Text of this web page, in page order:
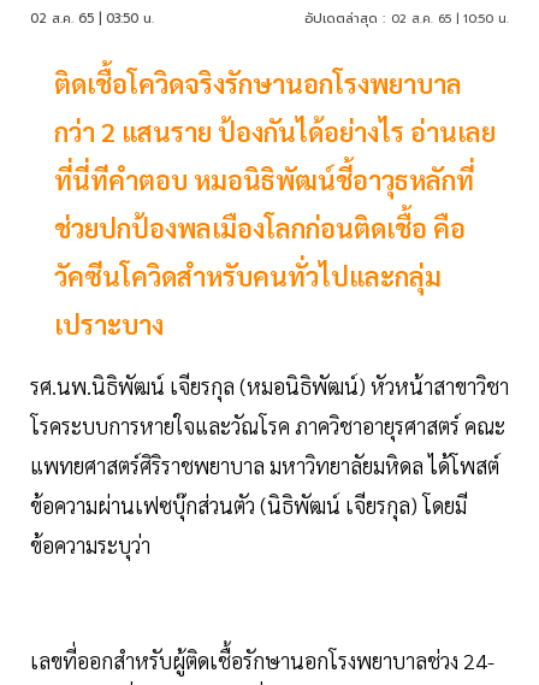
02 ส.ค. 65 | 03:50 น. อัปเดตล่าสุด : 02 ส.ค. 65 | 10:50 น.
ติดเชื้อโควิดจริงรักษานอกโรงพยาบาล
กว่า 2 แสนราย ป้องกันได้อย่างไร อ่านเลย
ที่นี่ทีคำตอบ หมอนิธิพัฒน์ชี้อาวุธหลักที่
ช่วยปกป้องพลเมืองโลกก่อนติดเชื้อ คือ
วัคซีนโควิดสำหรับคนทั่วไปและกลุ่ม
เปราะบาง
รศ.นพ.นิธิพัฒน์ เจียรกุล (หมอนิธิพัฒน์) หัวหน้าสาขาวิชา
โรคระบบการหายใจและวัณโรค ภาควิชาอายุรศาสตร์ คณะ
แพทยศาสตร์ศิริราชพยาบาล มหาวิทยาลัยมหิดล ได้โพสต์
ข้อความผ่านเฟซบุ๊กส่วนตัว (นิธิพัฒน์ เจียรกุล) โดยมี
ข้อความระบุว่า
เลขที่ออกสำหรับผู้ติดเชื้อรักษานอกโรงพยาบาลช่วง 24-